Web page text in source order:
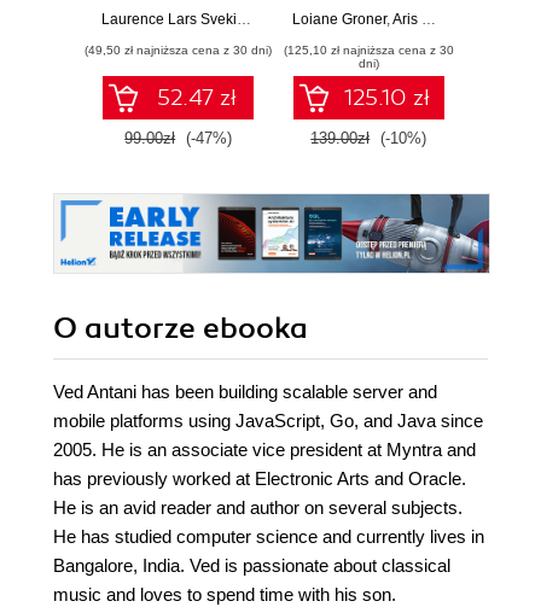
stron WWW i
internetowych
Laurence Lars Svekis
, Maaike van Putten,Rob Percival
(49,50 zł najniższa cena z 30 dni)
52.47 zł
99.00zł (-47%)
Enhance your
skills in JavaScript
and TypeScript -
Fourth Edition
Loiane Groner,Aris Markogiannakis
(125,10 zł najniższa cena z 30
dni)
125.10 zł
139.00zł (-10%)
O autorze ebooka
Ved Antani has been building scalable server and
mobile platforms using JavaScript, Go, and Java since
2005. He is an associate vice president at Myntra and
has previously worked at Electronic Arts and Oracle.
He is an avid reader and author on several subjects.
He has studied computer science and currently lives in
Bangalore, India. Ved is passionate about classical
music and loves to spend time with his son.